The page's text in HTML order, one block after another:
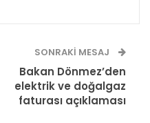
SONRAKI MESAJ
Bakan Dönmez’den
elektrik ve doğalgaz
faturası açıklaması